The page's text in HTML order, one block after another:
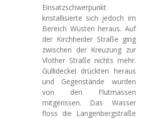
Einsatzschwerpunkt
kristallisierte sich jedoch im
Bereich Wüsten heraus. Auf
der Kirchheider Straße ging
zwischen der Kreuzung zur
Vlother Straße nichts mehr.
Gullideckel drückten heraus
und Gegenstände wurden
von den Flutmassen
mitgerissen. Das Wasser
floss die Langenbergstraße